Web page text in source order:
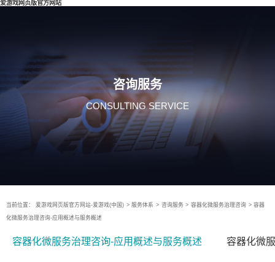
爱游戏网页版官方网站
咨询服务
CONSULTING SERVICE
当前位置： 爱游戏网页版官方网站-爱游戏(中国) > 服务体系 > 咨询服务 > 容器化微服务治理咨询 > 容器
化微服务治理咨询-应用概述与服务概述
容器化微服务治理咨询-应用概述与服务概述 容器化微